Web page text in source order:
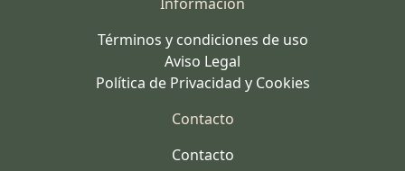
Términos y condiciones de uso
Aviso Legal
Política de Privacidad y Cookies
Contacto
Contacto